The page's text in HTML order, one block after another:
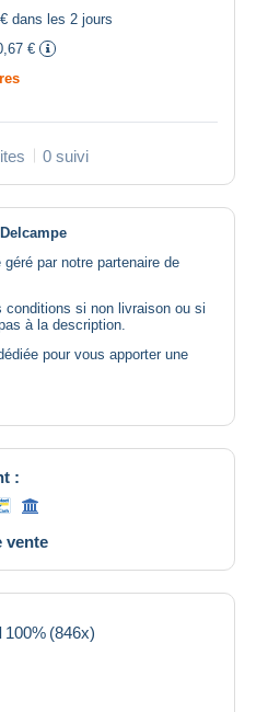
dans les 2 jours
€
0 suivi
par notre partenaire de
conditions si non livraison ou si
à la description.
pour vous apporter une
:
vente
100% (846x)